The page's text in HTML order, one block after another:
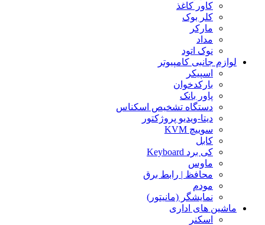
کاور کاغذ
کلر بوک
مارکر
مداد
نوک اتود
لوازم جانبی کامپیوتر
اسپیکر
بارکدخوان
پاور بانک
دستگاه تشخیص اسکناس
دیتا-ویدیو پروژکتور
سوییچ KVM
کابل
کی برد Keyboard
ماوس
محافظ | رابط برق
مودم
نمایشگر (مانیتور)
ماشین های اداری
اسکنر